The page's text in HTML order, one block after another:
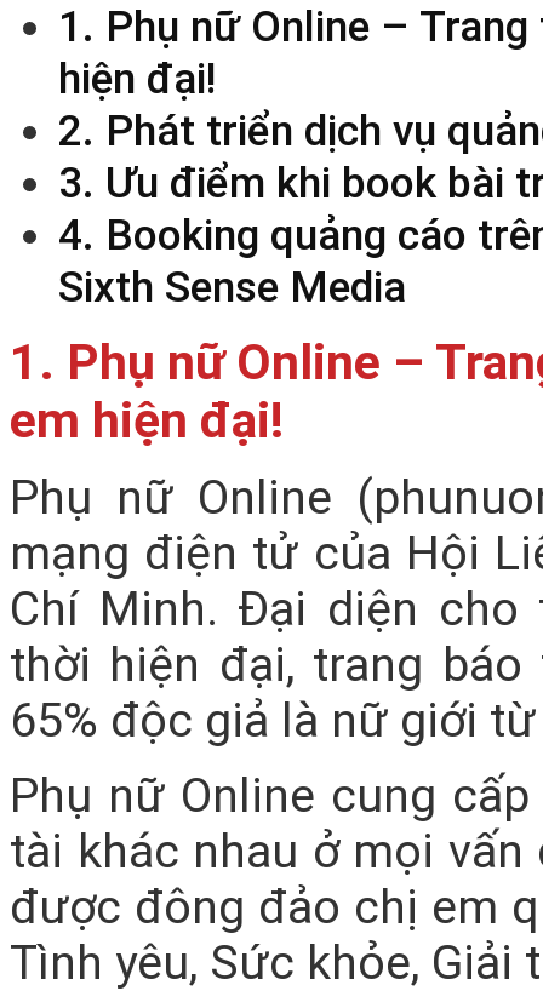
1. Phụ nữ Online –
hiện đại!
2. Phát triển dịch vụ
3. Ưu điểm khi book bài
4. Booking quảng cáo
Sixth Sense Media
1. Phụ nữ Online –
em hiện đại!
Phụ nữ Online
mạng điện tử của Hội
Chí Minh. Đại diện
thời hiện đại, trang
65% độc giả là nữ giới
Phụ nữ Online cung
tài khác nhau ở mọi
được đông đảo chị em
Tình yêu, Sức khỏe, Giải